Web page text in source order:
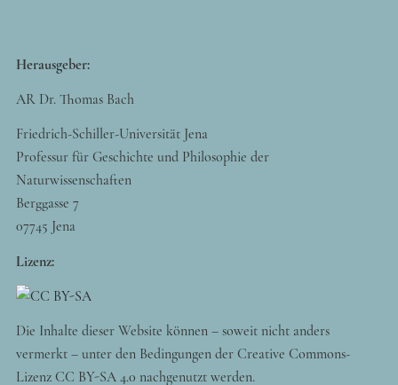
Herausgeber:
AR Dr. Thomas Bach
Friedrich-Schiller-Universität Jena
Professur für Geschichte und Philosophie der
Naturwissenschaften
Berggasse 7
07745 Jena
Lizenz:
Die Inhalte dieser Website können – soweit nicht anders
vermerkt – unter den Bedingungen der Creative Commons-
Lizenz CC BY-SA 4.0 nachgenutzt werden.